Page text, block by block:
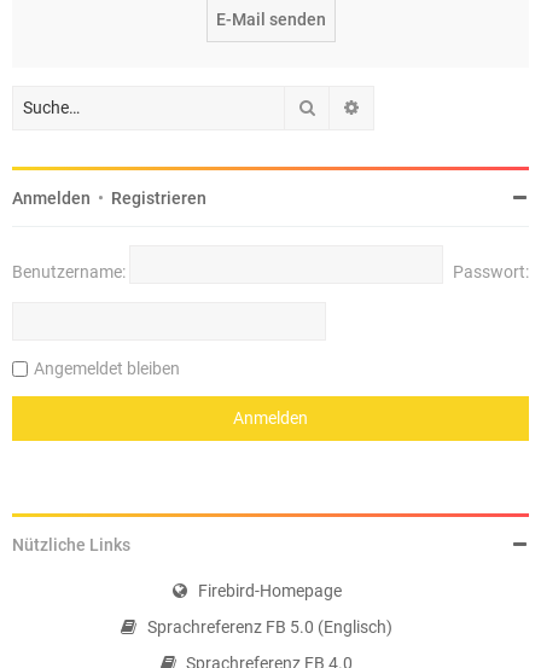
Suche
Anmelden • Registrieren
Benutzername: Passwort:
Angemeldet bleiben
Nützliche Links
Firebird-Homepage
Sprachreferenz FB 5.0 (Englisch)
Sprachreferenz FB 4.0